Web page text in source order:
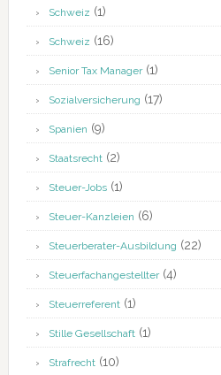
Schweiz (1)
Schweiz (16)
Senior Tax Manager(1)
Sozialversicherung (17)
Spanien (9)
Staatsrecht(2)
Steuer-Jobs(1)
Steuer-Kanzleien (6)
Steuerberater-Ausbildung (22)
Steuerfachangestellter(4)
Steuerreferent(1)
Stille Gesellschaft(1)
Strafrecht(10)